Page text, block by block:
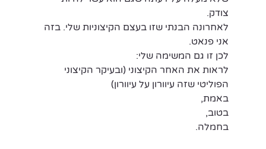
צודק.
לאחרונה הבנתי שזו בעצם הקיצוניות שלי. בזה
אני פנאט.
לכן זו גם המשימה שלי:
לראות את האחר הקיצוני (ובעיקר הקיצוני
הפוליטי שזה עיוורון על עיוורון)
באמת,
בטוב,
בחמלה.